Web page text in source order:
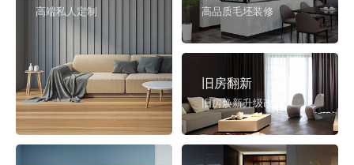
高端私人定制 高品质毛坯装修
旧房翻新
旧房焕新升级改造